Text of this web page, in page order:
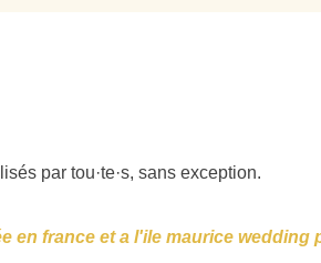
par tou·te·s, sans exception.